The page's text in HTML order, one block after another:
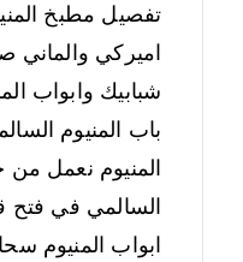
تفصيل مطبخ
اميركي والماني
شبابيك وابواب
باب المنيوم
المنيوم نعمل من
السالمي في فتح
ابواب المنيوم